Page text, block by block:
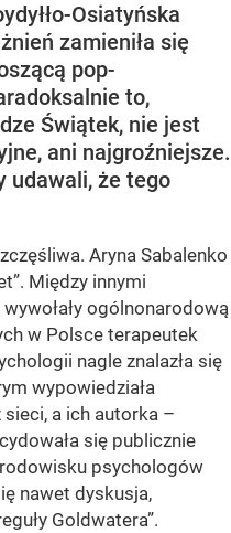
Osiatyńska
zamieniła się
pop-
to,
Świątek, nie jest
ani najgroźniejsze.
udawali, że tego
Aryna Sabalenko
Między innymi
ogólnonarodową
w Polsce terapeutek
nagle znalazła się
wypowiedziała
sieci, a ich autorka –
się publicznie
psychologów
nawet dyskusja,
Goldwatera”.